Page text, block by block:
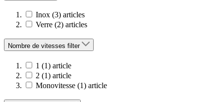
Inox (3) articles
Verre (2) articles
Nombre de vitesses filter
1 (1) article
2 (1) article
Monovitesse (1) article